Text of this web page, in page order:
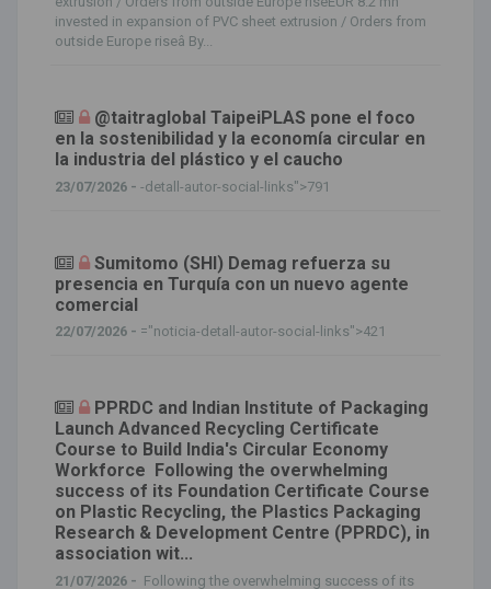
invested in expansion of PVC sheet extrusion / Orders from
outside Europe riseâ By...
@taitraglobal TaipeiPLAS pone el foco
en la sostenibilidad y la economía circular en
la industria del plástico y el caucho
23/07/2026 - -detall-autor-social-links">791
Sumitomo (SHI) Demag refuerza su
presencia en Turquía con un nuevo agente
comercial
22/07/2026 - ="noticia-detall-autor-social-links">421
PPRDC and Indian Institute of Packaging
Launch Advanced Recycling Certificate
Course to Build India's Circular Economy
Workforce Following the overwhelming
success of its Foundation Certificate Course
on Plastic Recycling, the Plastics Packaging
Research & Development Centre (PPRDC), in
association wit...
21/07/2026 - Following the overwhelming success of its